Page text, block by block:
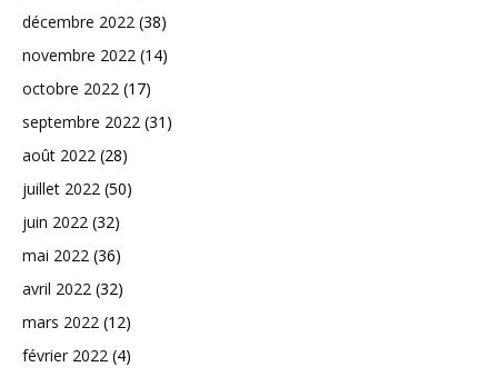
décembre 2022 (38)
novembre 2022 (14)
octobre 2022 (17)
septembre 2022 (31)
août 2022 (28)
juillet 2022 (50)
juin 2022 (32)
mai 2022 (36)
avril 2022 (32)
mars 2022 (12)
février 2022 (4)